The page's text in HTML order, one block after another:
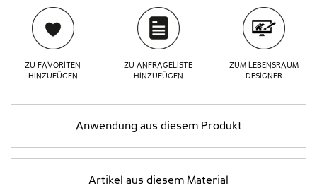
ZU FAVORITEN
HINZUFÜGEN
ZU ANFRAGELISTE
HINZUFÜGEN
ZUM LEBENSRAUM
DESIGNER
Anwendung aus diesem Produkt
Artikel aus diesem Material